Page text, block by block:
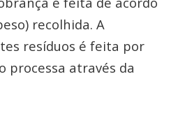
recolhida. A
resíduos é feita por
processa através da